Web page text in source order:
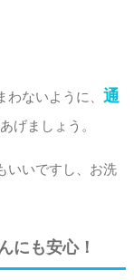
ないように、 通
げましょう。
いいですし、お洗
にも安心！